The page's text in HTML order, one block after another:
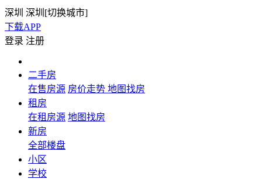
深圳 深圳[切换城市]
下载APP
登录 注册
二手房
在售房源 房价走势 地图找房
租房
在租房源 地图找房
新房
全部楼盘
小区
学校